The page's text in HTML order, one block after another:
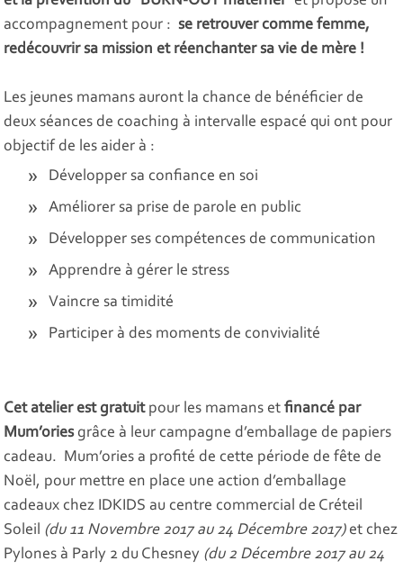
accompagnement pour :se retrouver comme femme,
redécouvrir sa mission et réenchanter sa vie de mère !
Les jeunes mamans auront la chance de bénéficier de
deux séances de coaching à intervalle espacé qui ont pour
objectif de les aider à :
Développer sa confiance en soi
Améliorer sa prise de parole en public
Développer ses compétences de communication
Apprendre à gérer le stress
Vaincre sa timidité
Participer à des moments de convivialité
Cet atelier est gratuitpour les mamans etfinancé par
Mum’oriesgrâce à leur campagne d’emballage de papiers
cadeau. Mum’ories a profité de cette période de fête de
Noël, pour mettre en place une action d’emballage
cadeaux chez IDKIDS au centre commercial de Créteil
Soleil (du 11 Novembre 2017 au 24 Décembre 2017)et chez
Pylones à Parly 2 du Chesney (du 2 Décembre 2017 au 24